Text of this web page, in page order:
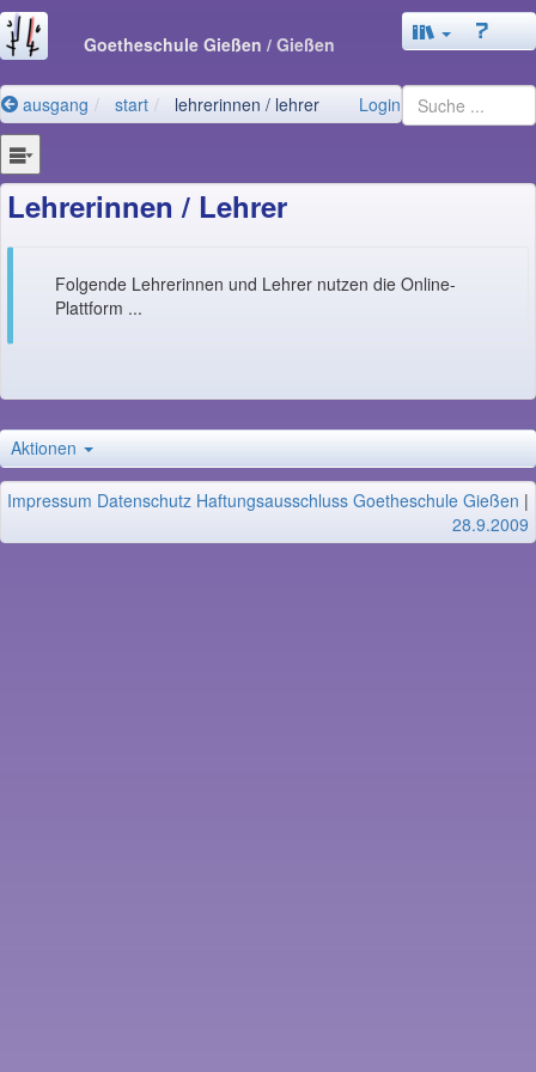
Goetheschule Gießen / Gießen
ausgang start lehrerinnen / lehrer Login
Lehrerinnen / Lehrer
Folgende Lehrerinnen und Lehrer nutzen die Online-
Plattform ...
Aktionen
Impressum Datenschutz Haftungsausschluss Goetheschule Gießen |
28.9.2009